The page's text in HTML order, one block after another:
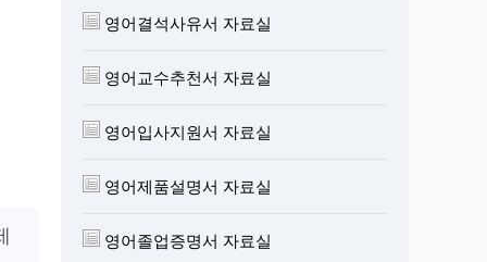
영어결석사유서 자료실
영어교수추천서 자료실
영어입사지원서 자료실
영어제품설명서 자료실
영어졸업증명서 자료실